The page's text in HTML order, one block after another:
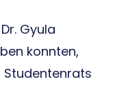
Gyula
konnten,
Studentenrats